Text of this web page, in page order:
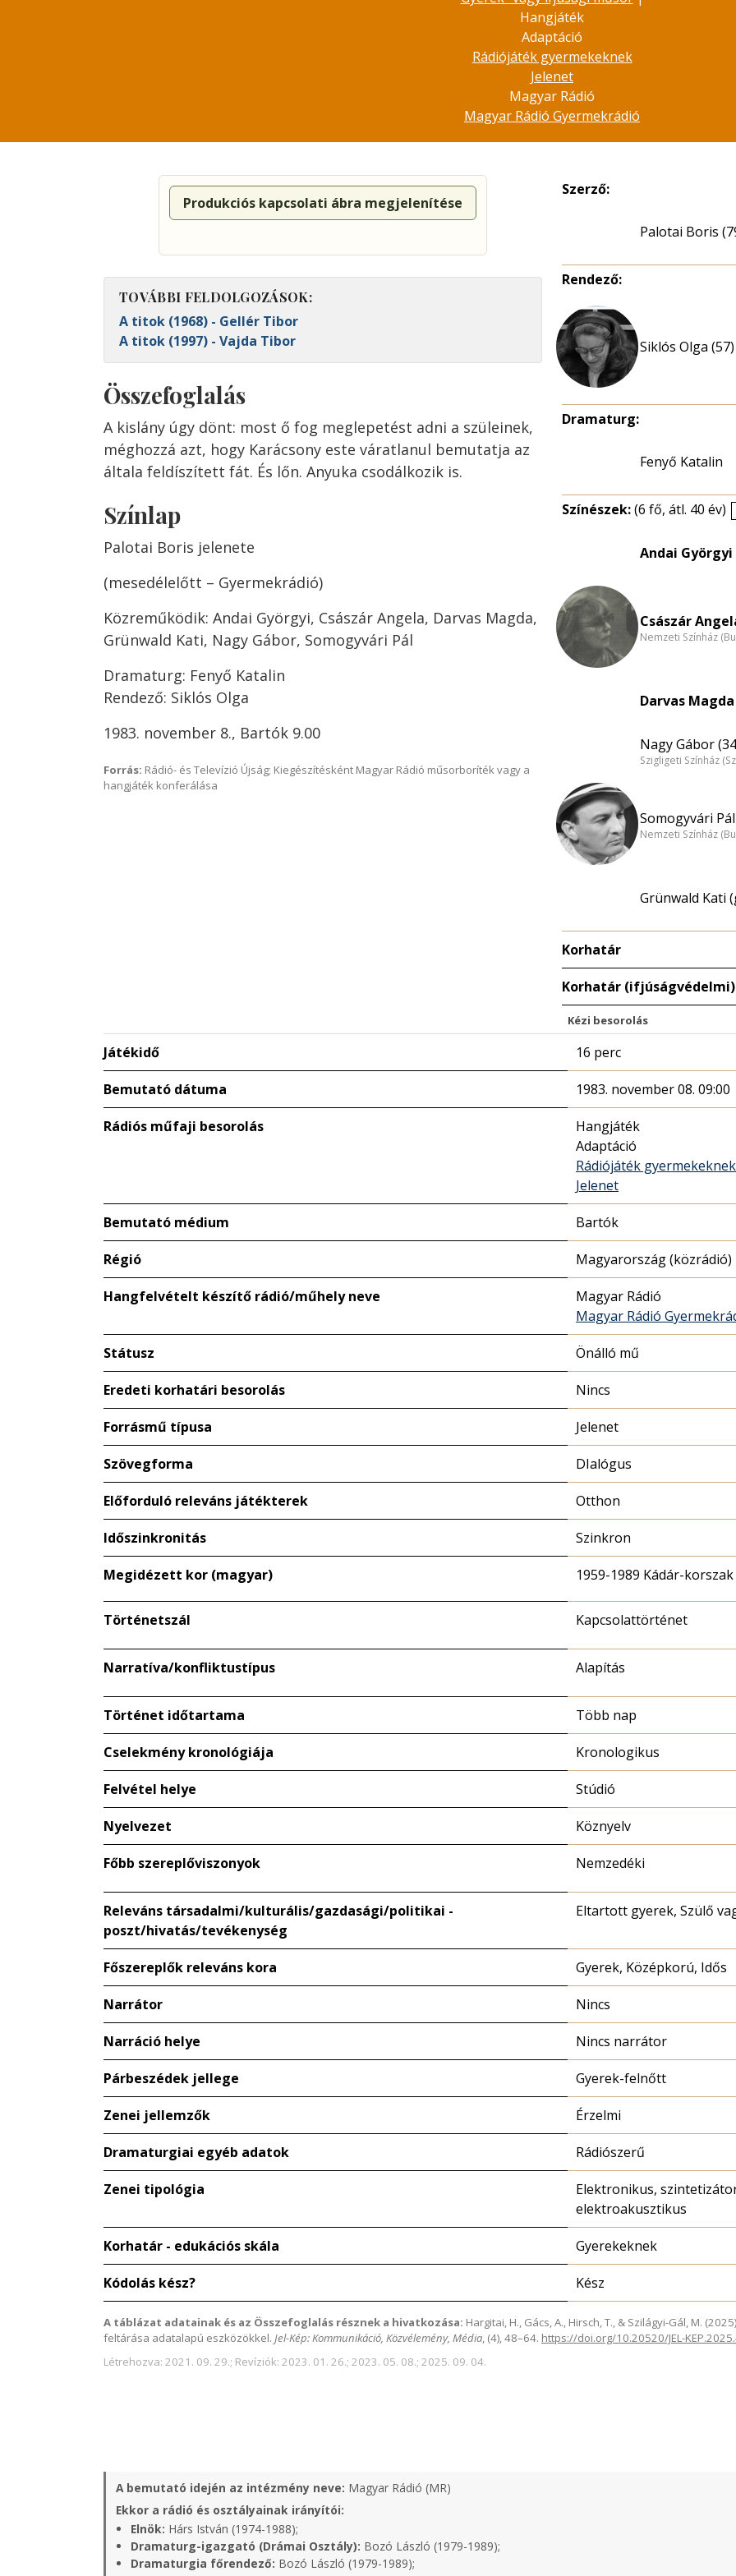
Hangjáték
Adaptáció
Rádiójáték gyermekeknek
Jelenet
Magyar Rádió
Magyar Rádió Gyermekrádió
Produkciós kapcsolati ábra megjelenítése
TOVÁBBI FELDOLGOZÁSOK:
A titok (1968) - Gellér Tibor
A titok (1997) - Vajda Tibor
Összefoglalás
A kislány úgy dönt: most ő fog meglepetést adni a szüleinek,
méghozzá azt, hogy Karácsony este váratlanul bemutatja az
általa feldíszített fát. És lőn. Anyuka csodálkozik is.
Színlap
Palotai Boris jelenete
(mesedélelőtt – Gyermekrádió)
Közreműködik: Andai Györgyi, Császár Angela, Darvas Magda,
Grünwald Kati, Nagy Gábor, Somogyvári Pál
Dramaturg: Fenyő Katalin
Rendező: Siklós Olga
1983. november 8., Bartók 9.00
Forrás: Rádió- és Televízió Újság; Kiegészítésként Magyar Rádió műsorboríték vagy a
hangjáték konferálása
Szerző:
Palotai Boris
Rendező:
Siklós Olga (57)
Dramaturg:
Fenyő Katalin
Színészek:(6 fő, átl. 40 év)
Andai Györgyi
Császár
Nemzeti Színház
Darvas
Nagy Gábor
Szigligeti Színház
Somogyvári
Nemzeti Színház
Grünwald Kati
Korhatár
Korhatár (ifjúságvédelmi)
Kézi besorolás
Játékidő 16 perc
Bemutató dátuma 1983. november 08. 09:00
Rádiós műfaji besorolás
Hangjáték
Adaptáció
Rádiójáték gyermekeknek
Jelenet
Bemutató médium Bartók
Régió Magyarország (közrádió)
Hangfelvételt készítő rádió/műhely neve
Magyar Rádió
Magyar Rádió
Státusz Önálló mű
Eredeti korhatári besorolás Nincs
Forrásmű típusa Jelenet
Szövegforma DIalógus
Előforduló releváns játékterek Otthon
Időszinkronitás Szinkron
Megidézett kor (magyar) 1959-1989 Kádár-korszak
Történetszál Kapcsolattörténet
Narratíva/konfliktustípus Alapítás
Történet időtartama Több nap
Cselekmény kronológiája Kronologikus
Felvétel helye Stúdió
Nyelvezet Köznyelv
Főbb szereplőviszonyok Nemzedéki
Releváns társadalmi/kulturális/gazdasági/politikai -
poszt/hivatás/tevékenység
Eltartott gyerek, Szülő
Főszereplők releváns kora Gyerek, Középkorú, Idős
Narrátor Nincs
Narráció helye Nincs narrátor
Párbeszédek jellege Gyerek-felnőtt
Zenei jellemzők Érzelmi
Dramaturgiai egyéb adatok Rádiószerű
Zenei tipológia
Elektronikus,
elektroakusztikus
Korhatár - edukációs skála Gyerekeknek
Kódolás kész? Kész
A táblázat adatainak és az Összefoglalás résznek a hivatkozása: Hargitai, H., Gács, A., Hirsch, T., & Szilágyi-Gál, M.
feltárása adatalapú eszközökkel. Jel-Kép: Kommunikáció, Közvélemény, Média, (4), 48–64. https://doi.org/10.20520/JEL-
Létrehozva: 2021. 09. 29.; Revíziók: 2023. 01. 26.; 2023. 05. 08.; 2025. 09. 04.
A bemutató idején az intézmény neve: Magyar Rádió (MR)
Ekkor a rádió és osztályainak irányítói:
Elnök: Hárs István (1974-1988);
Dramaturg-igazgató (Drámai Osztály): Bozó László (1979-1989);
Dramaturgia főrendező: Bozó László (1979-1989);